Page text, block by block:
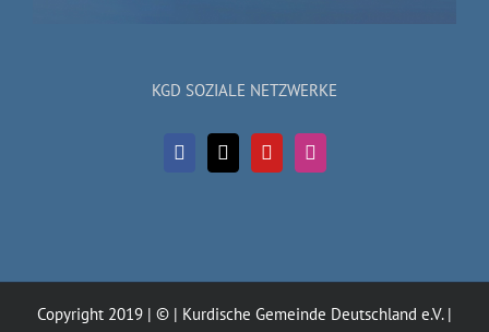
KGD SOZIALE NETZWERKE
Copyright 2019 | © | Kurdische Gemeinde Deutschland e.V. |